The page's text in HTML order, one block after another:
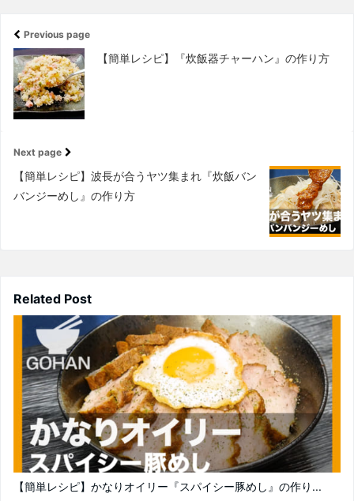
Previous page
【簡単レシピ】『炊飯器チャーハン』の作り方
Next page
【簡単レシピ】波長が合うヤツ集まれ『炊飯バン
バンジーめし』の作り方
Related Post
【簡単レシピ】かなりオイリー『スパイシー豚めし』の作り...